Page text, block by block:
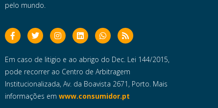
pelo mundo.
Em caso de litigio e ao abrigo do Dec. Lei 144/2015,
pode recorrer ao Centro de Arbitragem
Institucionalizada, Av. da Boavista 2671, Porto. Mais
informações em www.consumidor.pt